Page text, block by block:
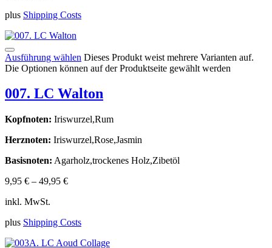
plus Shipping Costs
Ausführung wählen Dieses Produkt weist mehrere Varianten auf.
Die Optionen können auf der Produktseite gewählt werden
007. LC Walton
Kopfnoten: Iriswurzel,Rum
Herznoten: Iriswurzel,Rose,Jasmin
Basisnoten: Agarholz,trockenes Holz,Zibetöl
9,95 € – 49,95 €
inkl. MwSt.
plus Shipping Costs